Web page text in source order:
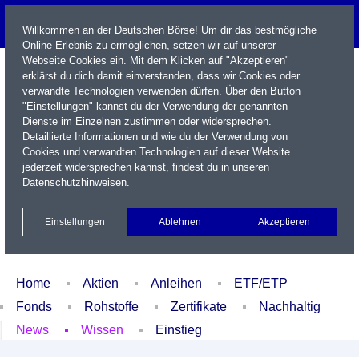
Name / WKN / ISIN / Kürzel
Xetra Realtime
Watchlist Portfolio Login
Home Aktien Anleihen
ETF/ETP
Fonds
Rohstoffe Zertifikate
Nachhaltig
News
Wissen Einstieg
Willkommen an der Deutschen Börse! Um dir das bestmögliche
Online-Erlebnis zu ermöglichen, setzen wir auf unserer
Webseite Cookies ein. Mit dem Klicken auf "Akzeptieren"
erklärst du dich damit einverstanden, dass wir Cookies oder
verwandte Technologien verwenden dürfen. Über den Button
"Einstellungen" kannst du der Verwendung der genannten
Dienste im Einzelnen zustimmen oder widersprechen.
Detaillierte Informationen und wie du der Verwendung von
Cookies und verwandten Technologien auf dieser Website
jederzeit widersprechen kannst, findest du in unseren
Datenschutzhinweisen.
Einstellungen Ablehnen Akzeptieren